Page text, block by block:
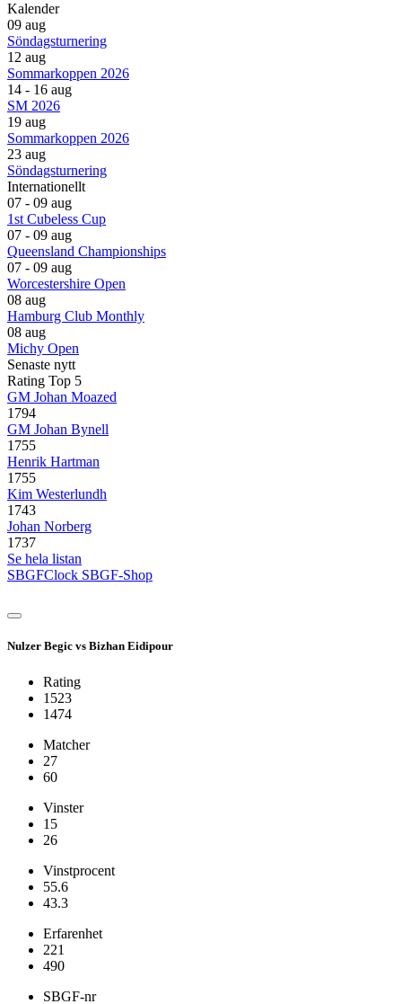
Kalender
09 aug
Söndagsturnering
12 aug
Sommarkoppen 2026
14 - 16 aug
SM 2026
19 aug
Sommarkoppen 2026
23 aug
Söndagsturnering
Internationellt
07 - 09 aug
1st Cubeless Cup
07 - 09 aug
Queensland Championships
07 - 09 aug
Worcestershire Open
08 aug
Hamburg Club Monthly
08 aug
Michy Open
Senaste nytt
Rating Top 5
GM Johan Moazed
1794
GM Johan Bynell
1755
Henrik Hartman
1755
Kim Westerlundh
1743
Johan Norberg
1737
Se hela listan
SBGFClock SBGF-Shop
Nulzer Begic vs Bizhan Eidipour
Rating
1523
1474
Matcher
27
60
Vinster
15
26
Vinstprocent
55.6
43.3
Erfarenhet
221
490
SBGF-nr